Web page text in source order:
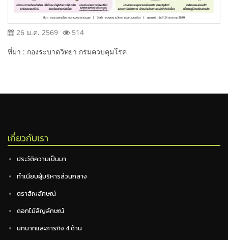
26 ม.ค. 2569
514
ที่มา : กองระบาดวิทยา กรมควบคุมโรค
เกี่ยวกับเรา
ประวัติความเป็นมา
ทำเนียบผู้บริหารส่วนกลาง
ตราสัญลักษณ์
ดอกไม้สัญลักษณ์
บทบาทและภารกิจ 4 ด้าน